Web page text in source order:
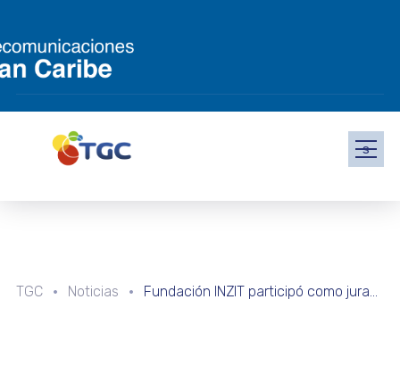
s
TGC Noticias Fundación INZIT participó como jurado en la II TecnoFingNova en Zulia